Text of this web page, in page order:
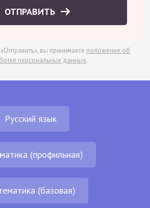
ОТПРАВИТЬ
вы принимаете положение об
персональных данных.
Русский язык
(профильная)
(базовая)